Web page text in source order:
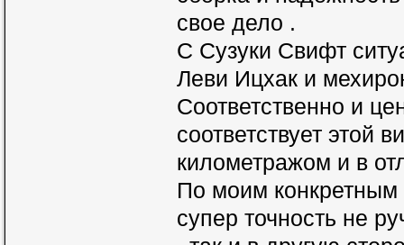
свое дело .
С Сузуки Свифт
Леви Ицхак и
Соответственно и
соответствует этой
километражом и в
По моим конкретным
супер точность не